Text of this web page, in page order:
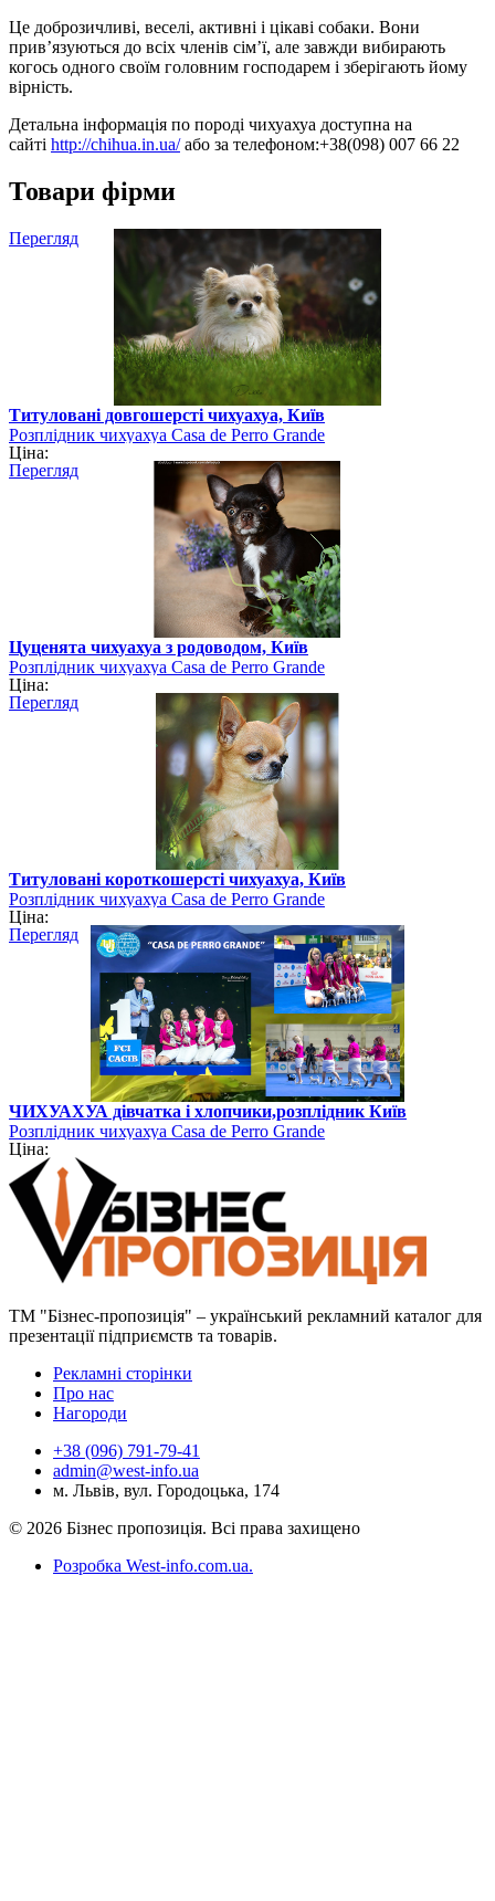
Це доброзичливі, веселі, активні і цікаві собаки. Вони
прив’язуються до всіх членів сім’ї, але завжди вибирають
когось одного своїм головним господарем і зберігають йому
вірність.
Детальна інформація по породі чихуахуа доступна на
сайті http://chihua.in.ua/або за телефоном:+38(098) 007 66 22
Товари фірми
Перегляд
Титуловані довгошерсті чихуахуа, Київ
Розплідник чихуахуа Casa de Perro Grande
Ціна:
Перегляд
Цуценята чихуахуа з родоводом, Київ
Розплідник чихуахуа Casa de Perro Grande
Ціна:
Перегляд
Титуловані короткошерсті чихуахуа, Київ
Розплідник чихуахуа Casa de Perro Grande
Ціна:
Перегляд
ЧИХУАХУА дівчатка і хлопчики,розплідник Київ
Розплідник чихуахуа Casa de Perro Grande
Ціна:
ТМ "Бізнес-пропозиція" – український рекламний каталог для
презентації підприємств та товарів.
Рекламні сторінки
Про нас
Нагороди
+38 (096) 791-79-41
admin@west-info.ua
м. Львів, вул. Городоцька, 174
© 2026 Бізнес пропозиція. Всі права захищено
Розробка West-info.com.ua.